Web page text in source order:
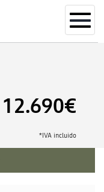
12.690€
*IVA incluido